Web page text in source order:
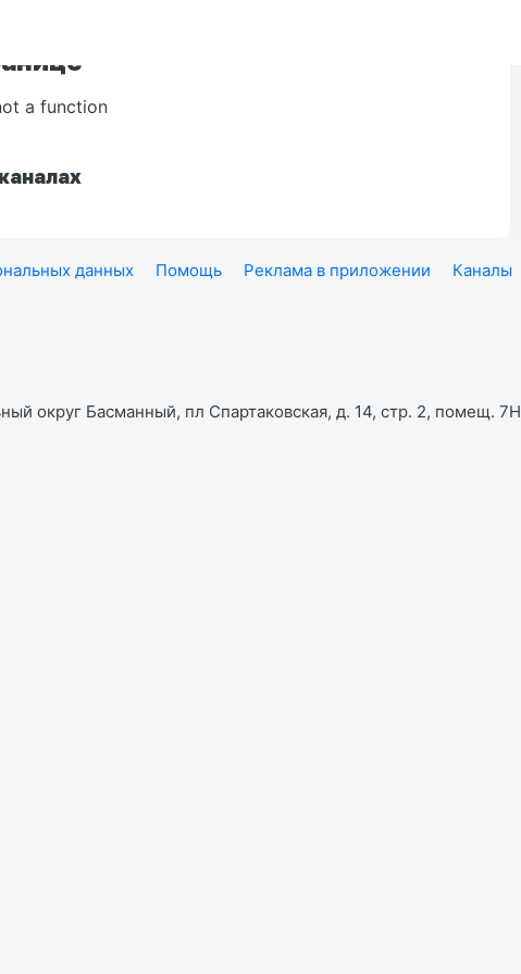
a function
данных Помощь Реклама в приложении Каналы
округ Басманный, пл Спартаковская, д. 14, стр. 2, помещ. 7Н